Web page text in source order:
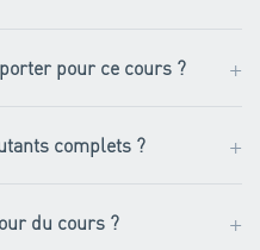
pour ce cours ? +
complets ? +
du cours ? +